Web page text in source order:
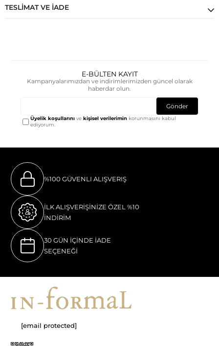
TESLIMAT VE İADE
E-BÜLTEN KAYIT
Kampanyalarımızdan ve indirimlerimizden güncel olarak
haberdar olun.
Gönder
Üyelik koşullarını vekişisel verilerimin korunmasını kabul
ediyorum.
%100 GÜVENLI ALIŞVERIŞ
İLK ALIŞVERİŞİNİZE ÖZEL %10
İNDİRİM
30 GÜN İÇİNDE İADE
SEÇENEĞİ
[email protected]